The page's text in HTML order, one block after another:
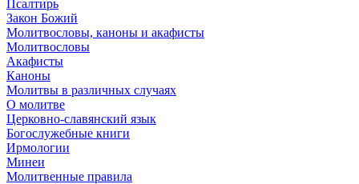
Псалтирь
Закон Божий
Молитвословы, каноны и акафисты
Молитвословы
Акафисты
Каноны
Молитвы в различных случаях
О молитве
Церковно-славянский язык
Богослужебные книги
Ирмологии
Минеи
Молитвенные правила